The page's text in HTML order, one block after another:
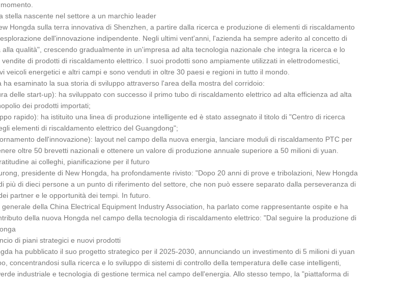
stella nascente nel settore a un marchio leader
Hongda sulla terra innovativa di Shenzhen, a partire dalla ricerca e produzione di elementi di riscaldamento
dell'innovazione indipendente. Negli ultimi vent'anni, l'azienda ha sempre aderito al concetto di
qualità", crescendo gradualmente in un'impresa ad alta tecnologia nazionale che integra la ricerca e lo
di prodotti di riscaldamento elettrico. I suoi prodotti sono ampiamente utilizzati in elettrodomestici,
veicoli energetici e altri campi e sono venduti in oltre 30 paesi e regioni in tutto il mondo.
ha esaminato la sua storia di sviluppo attraverso l'area della mostra del corridoio:
delle start-up): ha sviluppato con successo il primo tubo di riscaldamento elettrico ad alta efficienza ad alta
dei prodotti importati;
rapido): ha istituito una linea di produzione intelligente ed è stato assegnato il titolo di "Centro di ricerca
elementi di riscaldamento elettrico del Guangdong";
dell'innovazione): layout nel campo della nuova energia, lanciare moduli di riscaldamento PTC per
oltre 50 brevetti nazionali e ottenere un valore di produzione annuale superiore a 50 milioni di yuan.
ai colleghi, pianificazione per il futuro
presidente di New Hongda, ha profondamente rivisto: "Dopo 20 anni di prove e tribolazioni, New Hongda
più di dieci persone a un punto di riferimento del settore, che non può essere separato dalla perseveranza di
partner e le opportunità dei tempi. In futuro.
della China Electrical Equipment Industry Association, ha parlato come rappresentante ospite e ha
della nuova Hongda nel campo della tecnologia di riscaldamento elettrico: "Dal seguire la produzione di
di piani strategici e nuovi prodotti
ha pubblicato il suo progetto strategico per il 2025-2030, annunciando un investimento di 5 milioni di yuan
concentrandosi sulla ricerca e lo sviluppo di sistemi di controllo della temperatura delle case intelligenti,
industriale e tecnologia di gestione termica nel campo dell'energia. Allo stesso tempo, la "piattaforma di